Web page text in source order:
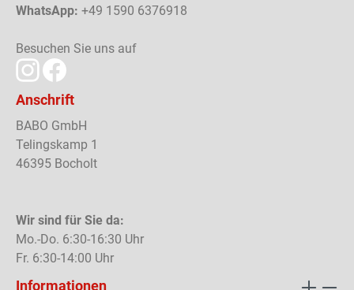
WhatsApp: +49 1590 6376918
Besuchen Sie uns auf
Anschrift
BABO GmbH
Telingskamp 1
46395 Bocholt
Wir sind für Sie da:
Mo.-Do. 6:30-16:30 Uhr
Fr. 6:30-14:00 Uhr
Informationen